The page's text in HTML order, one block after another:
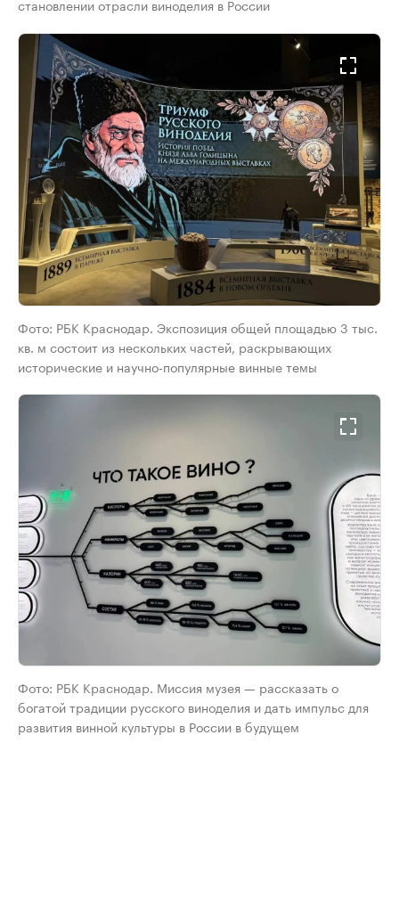
становлении отрасли виноделия в России
Фото: РБК Краснодар. Экспозиция общей площадью 3 тыс.
кв. м состоит из нескольких частей, раскрывающих
исторические и научно-популярные винные темы
Фото: РБК Краснодар. Миссия музея — рассказать о
богатой традиции русского виноделия и дать импульс для
развития винной культуры в России в будущем